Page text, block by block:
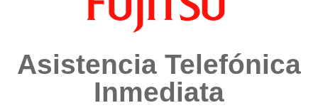
Asistencia Telefónica
Inmediata